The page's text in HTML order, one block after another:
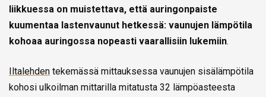
liikkuessa on muistettava, että auringonpaiste
kuumentaa lastenvaunut hetkessä: vaunujen lämpötila
kohoaa auringossa nopeasti vaarallisiin lukemiin.
Iltalehden tekemässä mittauksessa vaunujen sisälämpötila
kohosi ulkoilman mittarilla mitatusta 32 lämpöasteesta